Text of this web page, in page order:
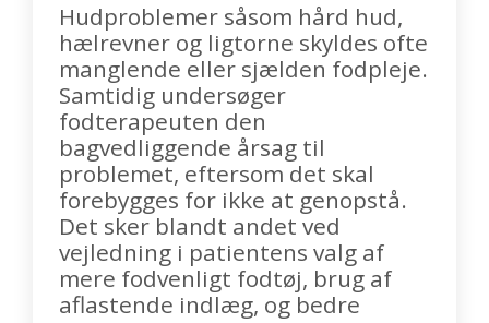
Hudproblemer såsom hård hud,
hælrevner og ligtorne skyldes ofte
manglende eller sjælden fodpleje.
Samtidig undersøger
fodterapeuten den
bagvedliggende årsag til
problemet, eftersom det skal
forebygges for ikke at genopstå.
Det sker blandt andet ved
vejledning i patientens valg af
mere fodvenligt fodtøj, brug af
aflastende indlæg, og bedre